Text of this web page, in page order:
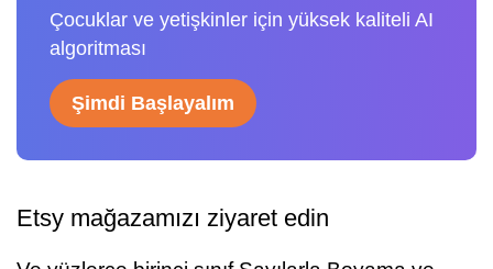
Çocuklar ve yetişkinler için yüksek kaliteli AI
algoritması
Şimdi Başlayalım
Etsy mağazamızı ziyaret edin